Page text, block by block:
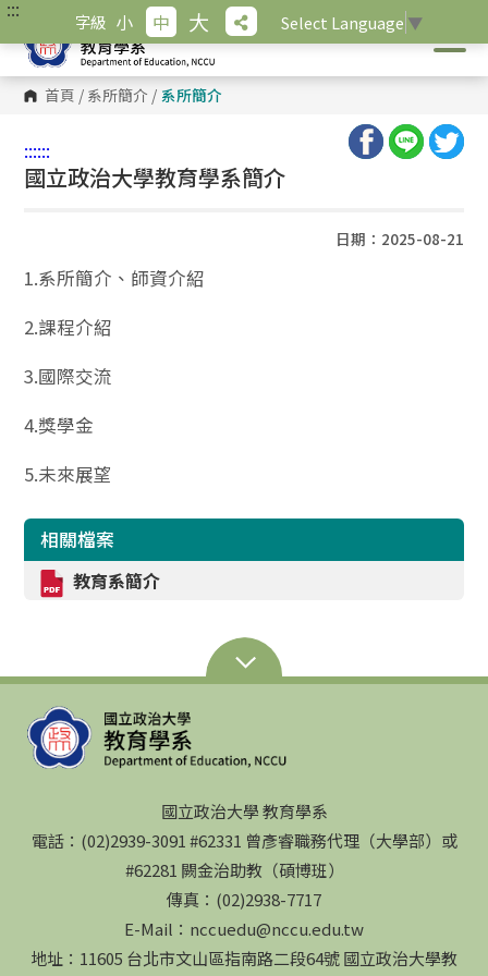
跳
主
內
容
::: 字級 小 中 大 Select Language ▼
首頁 / 系所簡介 / 系所簡介
::::::
國立政治大學教育學系簡介
日期：2025-08-21
1.系所簡介、師資介紹
2.課程介紹
3.國際交流
4.獎學金
5.未來展望
相關檔案
教育系簡介
國立政治大學 教育學系
電話：(02)2939-3091 #62331 曾彥睿職務代理（大學部）或
#62281 闕金治助教（碩博班）
傳真：(02)2938-7717
E-Mail：nccuedu@nccu.edu.tw
地址：11605 台北市文山區指南路二段64號 國立政治大學教